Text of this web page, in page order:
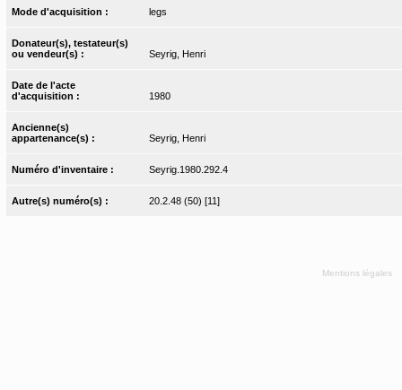
Mode d'acquisition : legs
Donateur(s), testateur(s)
ou vendeur(s) :
Seyrig, Henri
Date de l'acte
d'acquisition :
1980
Ancienne(s)
appartenance(s) :
Seyrig, Henri
Numéro d'inventaire : Seyrig.1980.292.4
Autre(s) numéro(s) : 20.2.48 (50) [11]
Mentions légales